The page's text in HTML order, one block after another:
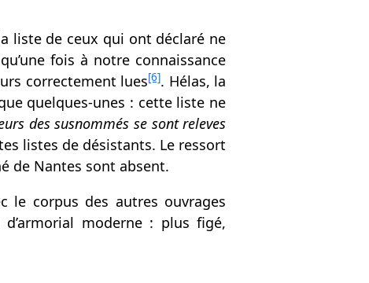
liste de ceux qui ont déclaré ne
fois à notre connaissance
correctement lues[6]. Hélas, la
quelques-unes : cette liste ne
des susnommés se sont releves
listes de désistants. Le ressort
de Nantes sont absent.
le corpus des autres ouvrages
moderne : plus figé,